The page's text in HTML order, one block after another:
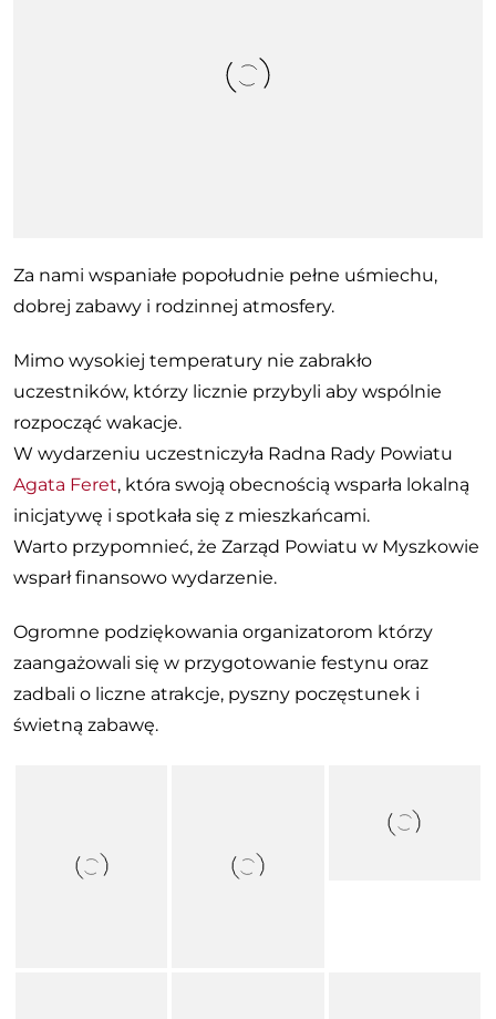
Za nami wspaniałe popołudnie pełne uśmiechu,
dobrej zabawy i rodzinnej atmosfery.
Mimo wysokiej temperatury nie zabrakło
uczestników, którzy licznie przybyli aby wspólnie
rozpocząć wakacje.
W wydarzeniu uczestniczyła Radna Rady Powiatu
Agata Feret, która swoją obecnością wsparła lokalną
inicjatywę i spotkała się z mieszkańcami.
Warto przypomnieć, że Zarząd Powiatu w Myszkowie
wsparł finansowo wydarzenie.
Ogromne podziękowania organizatorom którzy
zaangażowali się w przygotowanie festynu oraz
zadbali o liczne atrakcje, pyszny poczęstunek i
świetną zabawę.